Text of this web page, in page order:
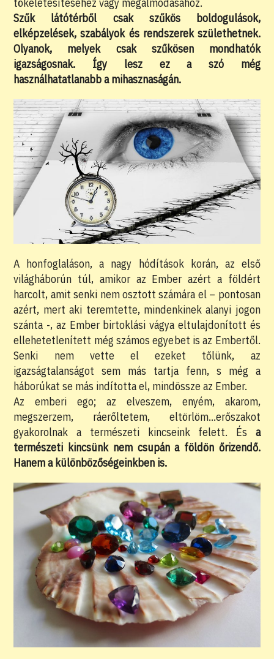
Szűk látótérből csak szűkös boldogulások,
elképzelések, szabályok és rendszerek születhetnek.
Olyanok, melyek csak szűkösen mondhatók
igazságosnak. Így lesz ez a szó még
használhatatlanabb a mihasznaságán.
A honfoglaláson, a nagy hódítások korán, az első
világháborún túl, amikor az Ember azért a földért
harcolt, amit senki nem osztott számára el – pontosan
azért, mert aki teremtette, mindenkinek alanyi jogon
szánta -, az Ember birtoklási vágya eltulajdonított és
ellehetetlenített még számos egyebet is az Embertől.
Senki nem vette el ezeket tőlünk, az
igazságtalanságot sem más tartja fenn, s még a
háborúkat se más indította el, mindössze az Ember.
Az emberi ego; az elveszem, enyém, akarom,
megszerzem, ráerőltetem, eltörlöm…erőszakot
gyakorolnak a természeti kincseink felett. És a
természeti kincsünk nem csupán a földön őrizendő.
Hanem a különbözőségeinkben is.